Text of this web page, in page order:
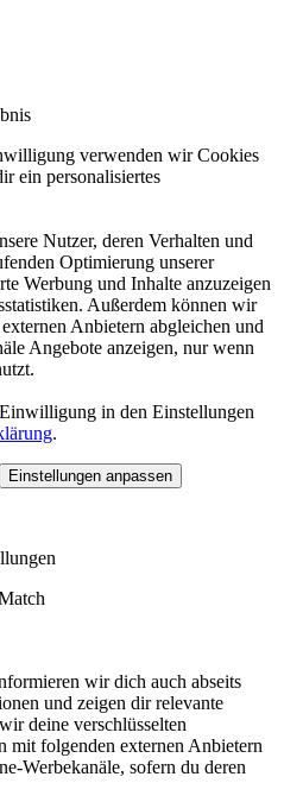
verwenden wir Cookies
ein personalisiertes
Nutzer, deren Verhalten und
Optimierung unserer
Werbung und Inhalte anzuzeigen
Außerdem können wir
Anbietern abgleichen und
Angebote anzeigen, nur wenn
in den Einstellungen
.
Einstellungen anpassen
wir dich auch abseits
und zeigen dir relevante
deine verschlüsselten
mit folgenden externen Anbietern
Werbekanäle, sofern du deren